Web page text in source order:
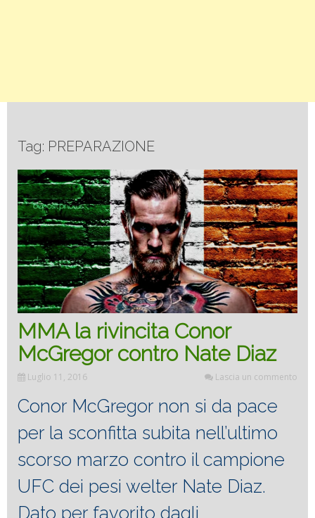
Tag: PREPARAZIONE
MMA la rivincita Conor
McGregor contro Nate Diaz
Luglio 11, 2016 Lascia un commento
Conor McGregor non si da pace
per la sconfitta subita nell’ultimo
scorso marzo contro il campione
UFC dei pesi welter Nate Diaz.
Dato per favorito dagli